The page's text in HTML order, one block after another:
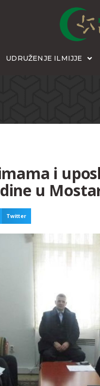
UDRUŽENJE ILMIJJE
i
u
Twitter